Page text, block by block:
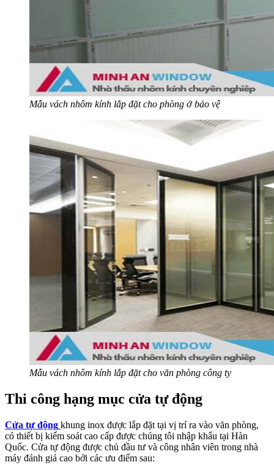
Mẫu vách nhôm kính lắp đặt cho phòng ở bảo vệ
Mẫu vách nhôm kính lắp đặt cho văn phòng công ty
Thi công hạng mục cửa tự động
Cửa tự động khung inox được lắp đặt tại vị trí ra vào văn phòng,
có thiết bị kiểm soát cao cấp được chúng tôi nhập khẩu tại Hàn
Quốc. Cửa tự động được chủ đầu tư và công nhân viên trong nhà
máy đánh giá cao bởi các ưu điểm sau: